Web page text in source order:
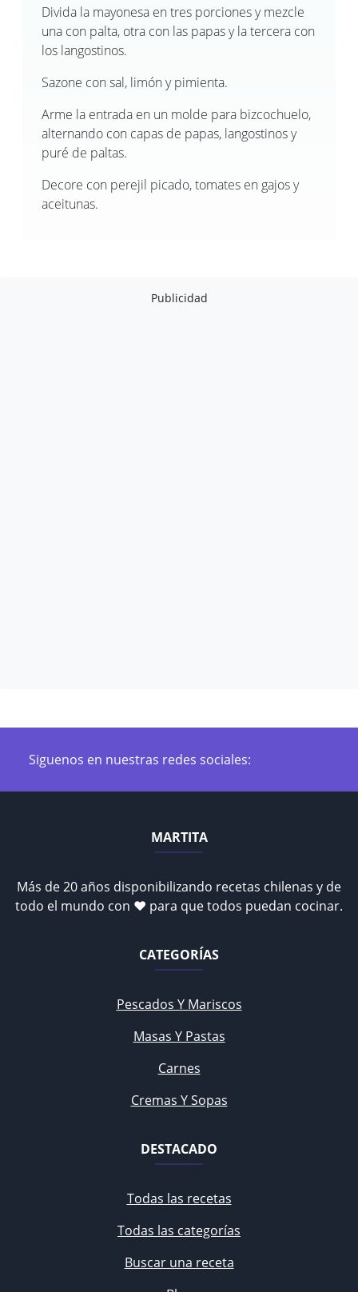
Divida la mayonesa en tres porciones y mezcle
una con palta, otra con las papas y la tercera con
los langostinos.
Sazone con sal, limón y pimienta.
Arme la entrada en un molde para bizcochuelo,
alternando con capas de papas, langostinos y
puré de paltas.
Decore con perejil picado, tomates en gajos y
aceitunas.
Publicidad
Siguenos en nuestras redes sociales:
MARTITA
Más de 20 años disponibilizando recetas chilenas y de
todo el mundo con ♥ para que todos puedan cocinar.
CATEGORÍAS
Pescados Y Mariscos
Masas Y Pastas
Carnes
Cremas Y Sopas
DESTACADO
Todas las recetas
Todas las categorías
Buscar una receta